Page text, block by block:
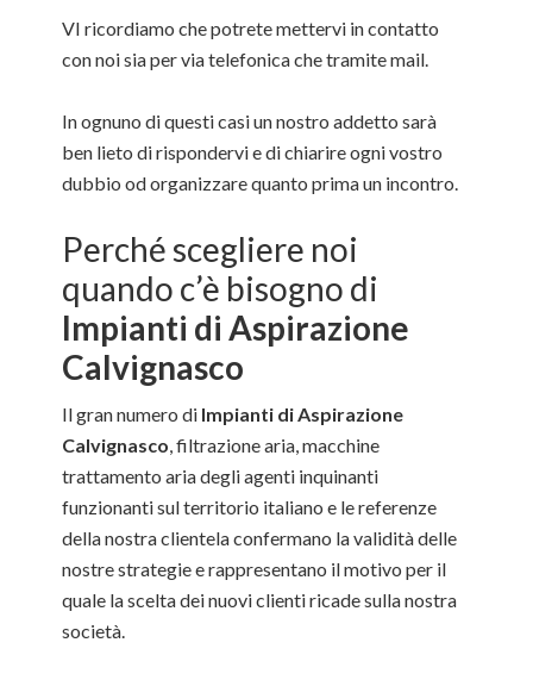
VI ricordiamo che potrete mettervi in contatto
con noi sia per via telefonica che tramite mail.
In ognuno di questi casi un nostro addetto sarà
ben lieto di rispondervi e di chiarire ogni vostro
dubbio od organizzare quanto prima un incontro.
Perché scegliere noi
quando c’è bisogno di
Impianti di Aspirazione
Calvignasco
Il gran numero di Impianti di Aspirazione
Calvignasco, filtrazione aria, macchine
trattamento aria degli agenti inquinanti
funzionanti sul territorio italiano e le referenze
della nostra clientela confermano la validità delle
nostre strategie e rappresentano il motivo per il
quale la scelta dei nuovi clienti ricade sulla nostra
società.